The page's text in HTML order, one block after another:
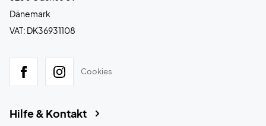
Dänemark
VAT: DK36931108
Cookies
Hilfe & Kontakt